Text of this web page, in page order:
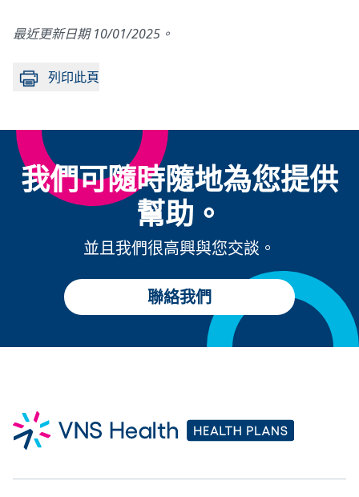
最近更新日期 10/01/2025。
列印此頁
我們可隨時隨地為您提供
幫助。
並且我們很高興與您交談。
聯絡我們